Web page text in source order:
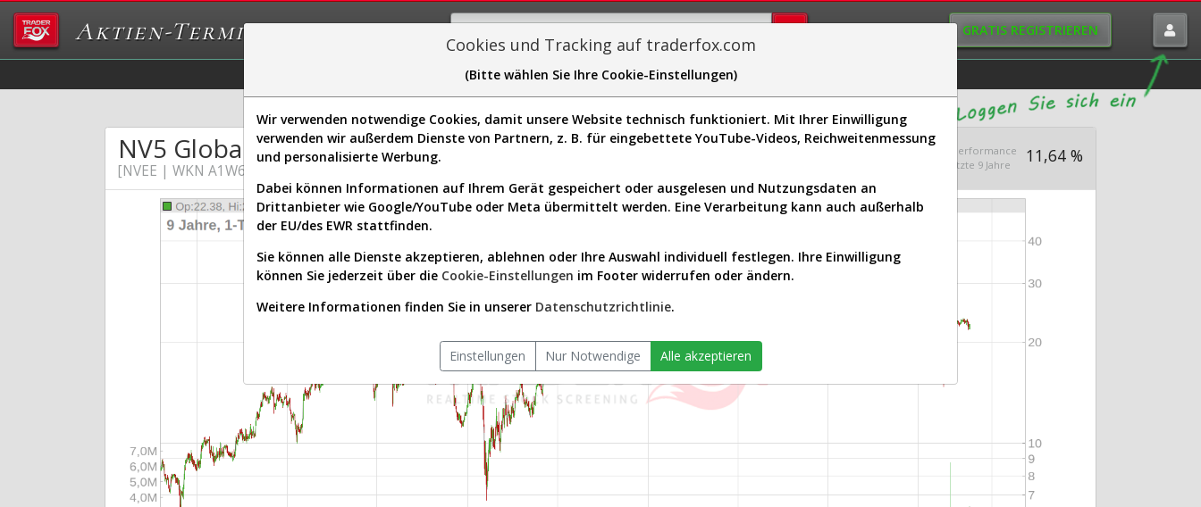
Aktien-Terminal GRATIS REGISTRIEREN
Sector-Spider Easy-Scan Visualizations
NV5 Global Inc
[NVEE | WKN A1W6GS | ISIN US62945V1098]
Ø Performance
letzte 9 Jahre
11,64 %
Cookies und Tracking auf traderfox.com
(Bitte wählen Sie Ihre Cookie-Einstellungen)
Wir verwenden notwendige Cookies, damit unsere Website technisch funktioniert. Mit Ihrer Einwilligung
verwenden wir außerdem Dienste von Partnern, z. B. für eingebettete YouTube-Videos, Reichweitenmessung
und personalisierte Werbung.
Dabei können Informationen auf Ihrem Gerät gespeichert oder ausgelesen und Nutzungsdaten an
Drittanbieter wie Google/YouTube oder Meta übermittelt werden. Eine Verarbeitung kann auch außerhalb
der EU/des EWR stattfinden.
Sie können alle Dienste akzeptieren, ablehnen oder Ihre Auswahl individuell festlegen. Ihre Einwilligung
können Sie jederzeit über die Cookie-Einstellungen im Footer widerrufen oder ändern.
Weitere Informationen finden Sie in unserer Datenschutzrichtlinie.
Einstellungen Nur Notwendige Alle akzeptieren